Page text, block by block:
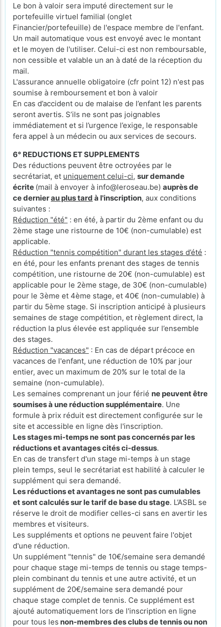
Le bon à valoir sera imputé directement sur le
portefeuille virtuel familial (onglet
Financier/portefeuille) de l'espace membre de l'enfant.
Un mail automatique vous est envoyé avec le montant
et le moyen de l'utiliser. Celui-ci est non remboursable,
non cessible et valable un an à daté de la réception du
mail.
L'assurance annuelle obligatoire (cfr point 12) n'est pas
soumise à remboursement et bon à valoir
En cas d’accident ou de malaise de l’enfant les parents
seront avertis. S’ils ne sont pas joignables
immédiatement et si l’urgence l’exige, le responsable
fera appel à un médecin ou aux services de secours.
6° REDUCTIONS ET SUPPLEMENTS
Des réductions peuvent être octroyées par le
secrétariat, et uniquement celui-ci, sur demande
écrite (mail à envoyer à info@leroseau.be) auprès de
ce dernierau plus tard à l'inscription, aux conditions
suivantes :
Réduction "été" : en été, à partir du 2ème enfant ou du
2ème stage une ristourne de 10€ (non-cumulable) est
applicable.
Réduction "tennis compétition" durant les stages d’été :
en été, pour les enfants prenant des stages de tennis
compétition, une ristourne de 20€ (non-cumulable) est
applicable pour le 2ème stage, de 30€ (non-cumulable)
pour le 3ème et 4ème stage, et 40€ (non-cumulable) à
partir du 5ème stage. Si inscription anticipé à plusieurs
semaines de stage compétition, et règlement direct, la
réduction la plus élevée est appliquée sur l’ensemble
des stages.
Réduction "vacances" : En cas de départ précoce en
vacances de l'enfant, une réduction de 10% par jour
entier, avec un maximum de 20% sur le total de la
semaine (non-cumulable).
Les semaines comprenant un jour férié ne peuvent être
soumises à une réduction supplémentaire. Une
formule à prix réduit est directement configurée sur le
site et accessible en ligne dès l'inscription.
Les stages mi-temps ne sont pas concernés par les
réductions et avantages cités ci-dessus.
En cas de transfert d'un stage mi-temps à un stage
plein temps, seul le secrétariat est habilité à calculer le
supplément qui sera demandé.
Les réductions et avantages ne sont pas cumulables
et sont calculés sur le tarif de base du stage. L’ASBL se
réserve le droit de modifier celles-ci sans en avertir les
membres et visiteurs.
Les suppléments et options ne peuvent faire l'objet
d'une réduction.
Un supplément "tennis" de 10€/semaine sera demandé
pour chaque stage mi-temps de tennis ou stage temps-
plein combinant du tennis et une autre activité, et un
supplément de 20€/semaine sera demandé pour
chaque stage complet de tennis. Ce supplément est
ajouté automatiquement lors de l'inscription en ligne
pour tous les non-membres des clubs de tennis ou non